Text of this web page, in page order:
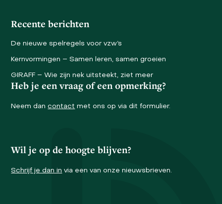
Recente berichten
De nieuwe spelregels voor vzw’s
Kernvormingen – Samen leren, samen groeien
GIRAFF – Wie zijn nek uitsteekt, ziet meer
Heb je een vraag of een opmerking?
Neem dancontact met ons op via dit formulier.
Wil je op de hoogte blijven?
Schrijf je dan in via een van onze nieuwsbrieven.